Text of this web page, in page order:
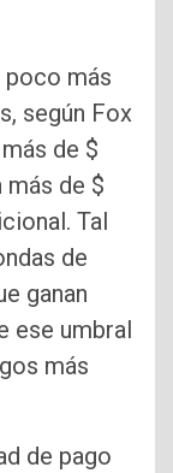
poco más
según Fox
de $
más de $
Tal
de
ganan
ese umbral
más
de pago